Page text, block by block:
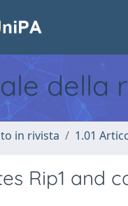
della
in rivista 1.01
Rip1 and